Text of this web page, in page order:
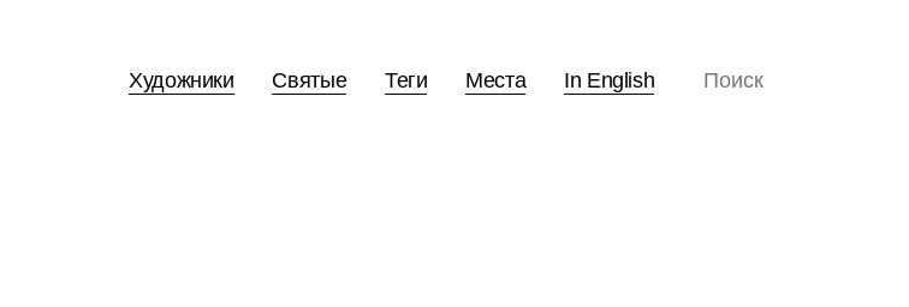
Художники Святые Теги Места In English